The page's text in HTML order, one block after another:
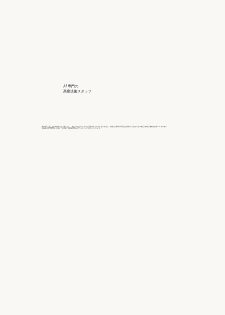
AI 専門の
高度技術スタッフ
実は AI と言えど全て自動ではできません。 またプログラムしてすぐ完成するものでも ありません。何度もお客様の写真とお気持 ちに向かい合い修正に修正を重ねてお作り しています。
写真復活 STUDIO には海外でも活躍する経 験豊富な専門スタッフがお作りしていま す。